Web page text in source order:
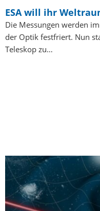
ESA will ihr
Die Messungen werden
der Optik festfriert. Nun
Teleskop zu…